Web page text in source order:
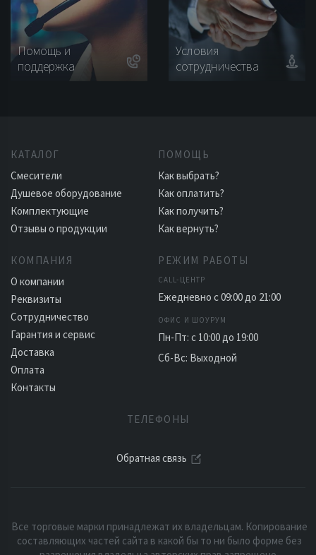
Помощь и
поддержка
Условия
сотрудничества
КАТАЛОГ
Смесители
Душевое оборудование
Комплектующие
Отзывы о продукции
ПОМОЩЬ
Как выбрать?
Как оплатить?
Как получить?
Как вернуть?
КОМПАНИЯ
О компании
Реквизиты
Сотрудничество
Гарантия и сервис
Доставка
Оплата
Контакты
РЕЖИМ РАБОТЫ
CALL-ЦЕНТР
Ежедневно с 09:00 до 21:00
ОФИС И ШОУРУМ
Пн-Пт: с 10:00 до 19:00
Сб-Вс: Выходной
ТЕЛЕФОНЫ
Обратная связь
Все торговые марки принадлежат их владельцам. Копирование
составляющих частей сайта в какой бы то ни было форме без